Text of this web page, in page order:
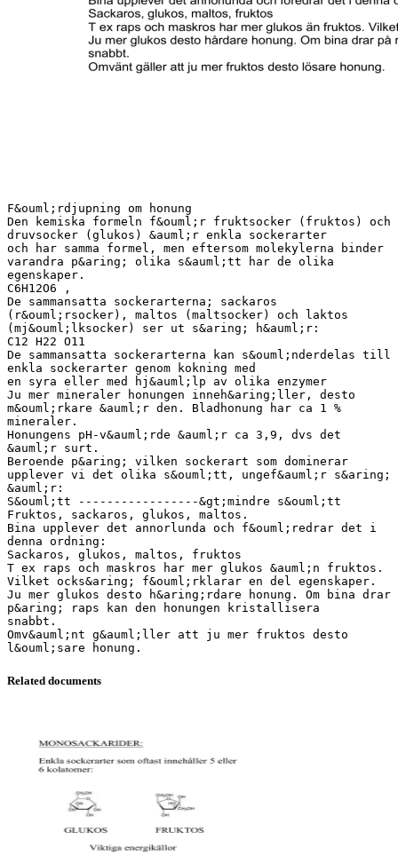
F&ouml;rdjupning om honung
Den kemiska formeln f&ouml;r fruktsocker (fruktos) och
druvsocker (glukos) &auml;r enkla sockerarter
och har samma formel, men eftersom molekylerna binder
varandra p&aring; olika s&auml;tt har de olika
egenskaper.
C6H12O6 ,
De sammansatta sockerarterna; sackaros
(r&ouml;rsocker), maltos (maltsocker) och laktos
(mj&ouml;lksocker) ser ut s&aring; h&auml;r:
C12 H22 O11
De sammansatta sockerarterna kan s&ouml;nderdelas till
enkla sockerarter genom kokning med
en syra eller med hj&auml;lp av olika enzymer
Ju mer mineraler honungen inneh&aring;ller, desto
m&ouml;rkare &auml;r den. Bladhonung har ca 1 %
mineraler.
Honungens pH-v&auml;rde &auml;r ca 3,9, dvs det
&auml;r surt.
Beroende p&aring; vilken sockerart som dominerar
upplever vi det olika s&ouml;tt, ungef&auml;r s&aring;
&auml;r:
S&ouml;tt -----------------&gt;mindre s&ouml;tt
Fruktos, sackaros, glukos, maltos.
Bina upplever det annorlunda och f&ouml;redrar det i
denna ordning:
Sackaros, glukos, maltos, fruktos
T ex raps och maskros har mer glukos &auml;n fruktos.
Vilket ocks&aring; f&ouml;rklarar en del egenskaper.
Ju mer glukos desto h&aring;rdare honung. Om bina drar
p&aring; raps kan den honungen kristallisera
snabbt.
Omv&auml;nt g&auml;ller att ju mer fruktos desto
Related documents